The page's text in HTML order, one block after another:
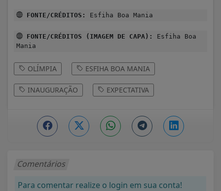
FONTE/CRÉDITOS: Esfiha Boa Mania
FONTE/CRÉDITOS (IMAGEM DE CAPA):
Esfiha Boa
Mania
OLÍMPIA ESFIHA BOA MANIA
INAUGURAÇÃO EXPECTATIVA
Comentários
Para comentar realize o login em sua conta!